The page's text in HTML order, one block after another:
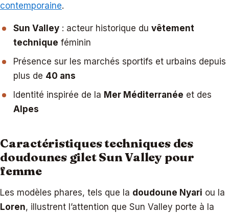
contemporaine.
Sun Valley : acteur historique du vêtement
technique féminin
Présence sur les marchés sportifs et urbains depuis
plus de 40 ans
Identité inspirée de la Mer Méditerranée et des
Alpes
Caractéristiques techniques des
doudounes gilet Sun Valley pour
femme
Les modèles phares, tels que la doudoune Nyari ou la
Loren, illustrent l’attention que Sun Valley porte à la